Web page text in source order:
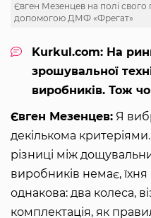
Євген Мезенцев на полі
допомогою ДМФ «Фрегат»
Kurkul.com: На
зрошувальної
виробників. Тож
Євген Мезенцев: Я
декількома
різниці між
виробників немає,
однакова: два колеса,
комплектація, як